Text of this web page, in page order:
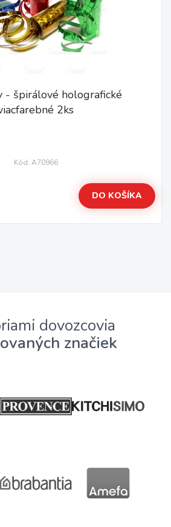
- špirálové holografické
2ks
Kód: A70966
DO KOŠÍKA
dovozcovia
značiek